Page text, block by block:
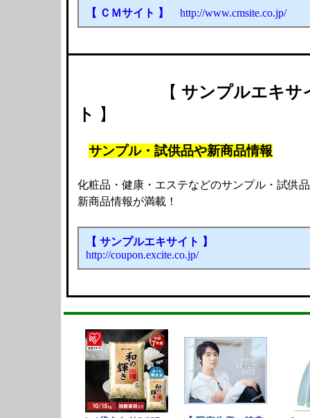
【 ＣＭサイト 】 http://www.cmsite.co.jp/
【 サンプルエキサ
ト 】
サンプル・試供品や新商品情報
化粧品・健康・エステなどのサンプル・試供
新商品情報が満載！
【 サンプルエキサイト 】
http://coupon.excite.co.jp/